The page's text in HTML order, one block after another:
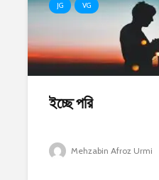
JG VG
ইচ্ছে পরি
Mehzabin Afroz Urmi